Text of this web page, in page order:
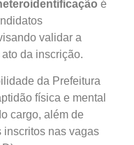
é
validar a
da inscrição.
da Prefeitura
física e mental
cargo, além de
inscritos nas vagas